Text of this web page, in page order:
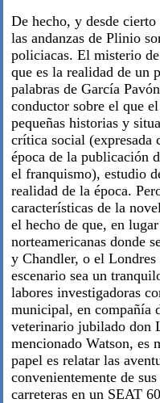
De hecho, y desde
las andanzas de Plinio
policiacas. El misterio
que es la realidad de un
palabras de García
conductor sobre el que
pequeñas historias y
crítica social (expresada
época de la publicación
el franquismo), estudio
realidad de la época.
características de la
el hecho de que, en
norteamericanas donde
y Chandler, o el
escenario sea un
labores investigadoras
municipal, en compañía
veterinario jubilado don
mencionado Watson, es
papel es relatar las
convenientemente de
carreteras en un SEAT